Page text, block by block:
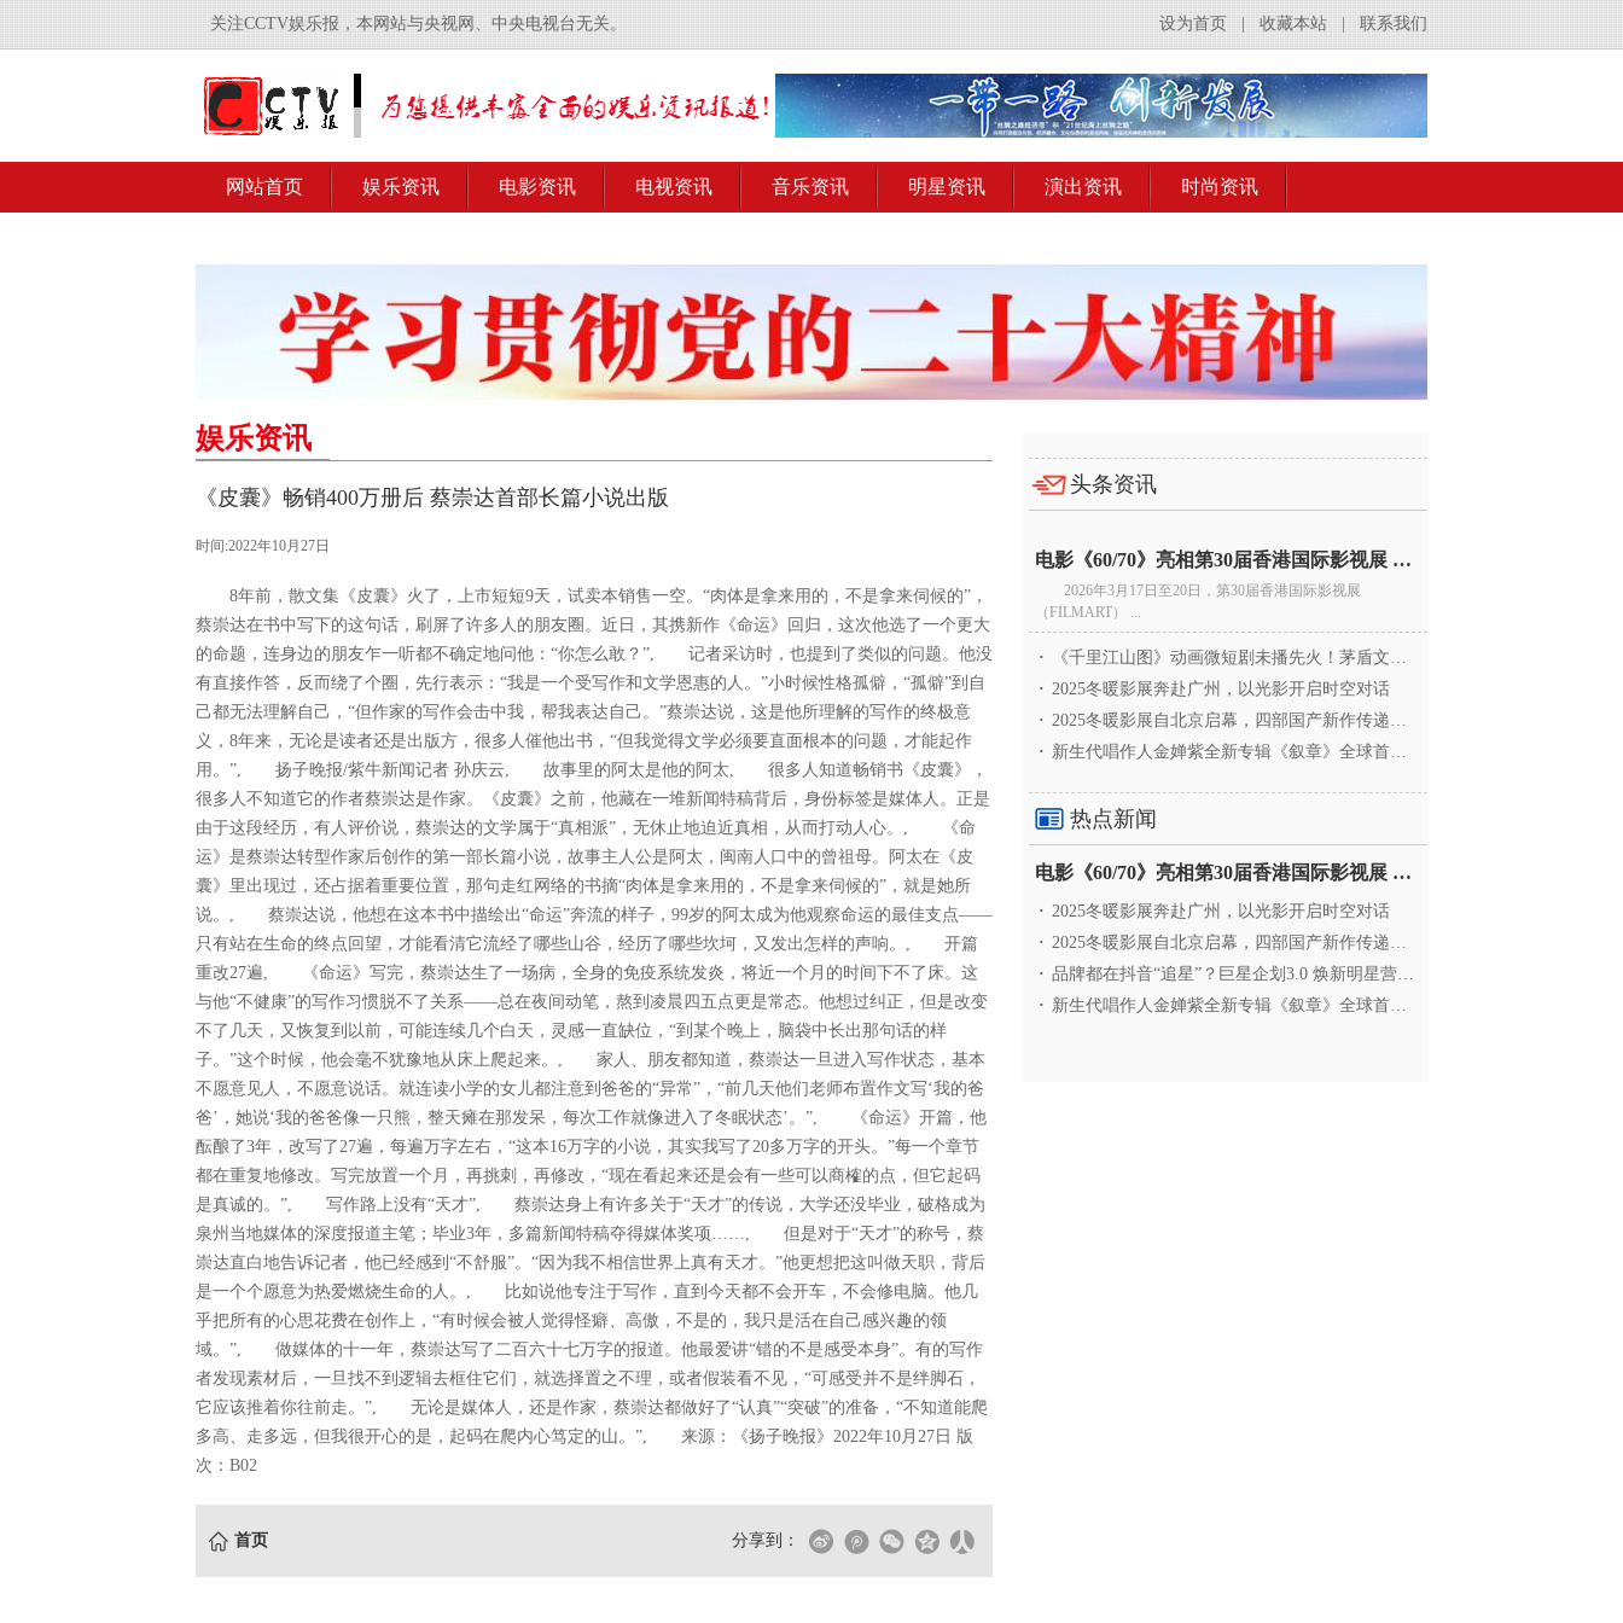
关注CCTV娱乐报，本网站与央视网、中央电视台无关。 联系我们
收藏本站
设为首页
网站首页 娱乐资讯 电影资讯 电视资讯 音乐资讯 明星资讯 演出资讯 时尚资讯
娱乐资讯
《皮囊》畅销400万册后 蔡崇达首部长篇小说出版
时间:2022年10月27日
8年前，散文集《皮囊》火了，上市短短9天，试卖本销售一空。“肉体是拿来用的，不是拿来伺候的”，
蔡崇达在书中写下的这句话，刷屏了许多人的朋友圈。近日，其携新作《命运》回归，这次他选了一个更大
的命题，连身边的朋友乍一听都不确定地问他：“你怎么敢？”, 记者采访时，也提到了类似的问题。他没
有直接作答，反而绕了个圈，先行表示：“我是一个受写作和文学恩惠的人。”小时候性格孤僻，“孤僻”到自
己都无法理解自己，“但作家的写作会击中我，帮我表达自己。”蔡崇达说，这是他所理解的写作的终极意
义，8年来，无论是读者还是出版方，很多人催他出书，“但我觉得文学必须要直面根本的问题，才能起作
用。”, 扬子晚报/紫牛新闻记者 孙庆云, 故事里的阿太是他的阿太, 很多人知道畅销书《皮囊》，
很多人不知道它的作者蔡崇达是作家。《皮囊》之前，他藏在一堆新闻特稿背后，身份标签是媒体人。正是
由于这段经历，有人评价说，蔡崇达的文学属于“真相派”，无休止地迫近真相，从而打动人心。, 《命
运》是蔡崇达转型作家后创作的第一部长篇小说，故事主人公是阿太，闽南人口中的曾祖母。阿太在《皮
囊》里出现过，还占据着重要位置，那句走红网络的书摘“肉体是拿来用的，不是拿来伺候的”，就是她所
说。, 蔡崇达说，他想在这本书中描绘出“命运”奔流的样子，99岁的阿太成为他观察命运的最佳支点——
只有站在生命的终点回望，才能看清它流经了哪些山谷，经历了哪些坎坷，又发出怎样的声响。, 开篇
重改27遍, 《命运》写完，蔡崇达生了一场病，全身的免疫系统发炎，将近一个月的时间下不了床。这
与他“不健康”的写作习惯脱不了关系——总在夜间动笔，熬到凌晨四五点更是常态。他想过纠正，但是改变
不了几天，又恢复到以前，可能连续几个白天，灵感一直缺位，“到某个晚上，脑袋中长出那句话的样
子。”这个时候，他会毫不犹豫地从床上爬起来。, 家人、朋友都知道，蔡崇达一旦进入写作状态，基本
不愿意见人，不愿意说话。就连读小学的女儿都注意到爸爸的“异常”，“前几天他们老师布置作文写‘我的爸
爸’，她说‘我的爸爸像一只熊，整天瘫在那发呆，每次工作就像进入了冬眠状态’。”, 《命运》开篇，他
酝酿了3年，改写了27遍，每遍万字左右，“这本16万字的小说，其实我写了20多万字的开头。”每一个章节
都在重复地修改。写完放置一个月，再挑刺，再修改，“现在看起来还是会有一些可以商榷的点，但它起码
是真诚的。”, 写作路上没有“天才”, 蔡崇达身上有许多关于“天才”的传说，大学还没毕业，破格成为
泉州当地媒体的深度报道主笔；毕业3年，多篇新闻特稿夺得媒体奖项……, 但是对于“天才”的称号，蔡
崇达直白地告诉记者，他已经感到“不舒服”。“因为我不相信世界上真有天才。”他更想把这叫做天职，背后
是一个个愿意为热爱燃烧生命的人。, 比如说他专注于写作，直到今天都不会开车，不会修电脑。他几
乎把所有的心思花费在创作上，“有时候会被人觉得怪癖、高傲，不是的，我只是活在自己感兴趣的领
域。”, 做媒体的十一年，蔡崇达写了二百六十七万字的报道。他最爱讲“错的不是感受本身”。有的写作
者发现素材后，一旦找不到逻辑去框住它们，就选择置之不理，或者假装看不见，“可感受并不是绊脚石，
它应该推着你往前走。”, 无论是媒体人，还是作家，蔡崇达都做好了“认真”“突破”的准备，“不知道能爬
多高、走多远，但我很开心的是，起码在爬内心笃定的山。”, 来源：《扬子晚报》2022年10月27日 版
次：B02
首页 分享到：
头条资讯
电影《60/70》亮相第30届香港国际影视展 冲刺戛纳备
2026年3月17日至20日，第30届香港国际影视展
（FILMART） ...
·
《千里江山图》动画微短剧未播先火！茅盾文学奖IP首
· 2025冬暖影展奔赴广州，以光影开启时空对话
· 2025冬暖影展自北京启幕，四部国产新作传递银幕温情
· 新生代唱作人金婵紫全新专辑《叙章》全球首发，颠覆
热点新闻
电影《60/70》亮相第30届香港国际影视展 冲刺戛纳备
· 2025冬暖影展奔赴广州，以光影开启时空对话
· 2025冬暖影展自北京启幕，四部国产新作传递银幕温情
· 品牌都在抖音“追星”？巨星企划3.0 焕新明星营销，让
· 新生代唱作人金婵紫全新专辑《叙章》全球首发，颠覆